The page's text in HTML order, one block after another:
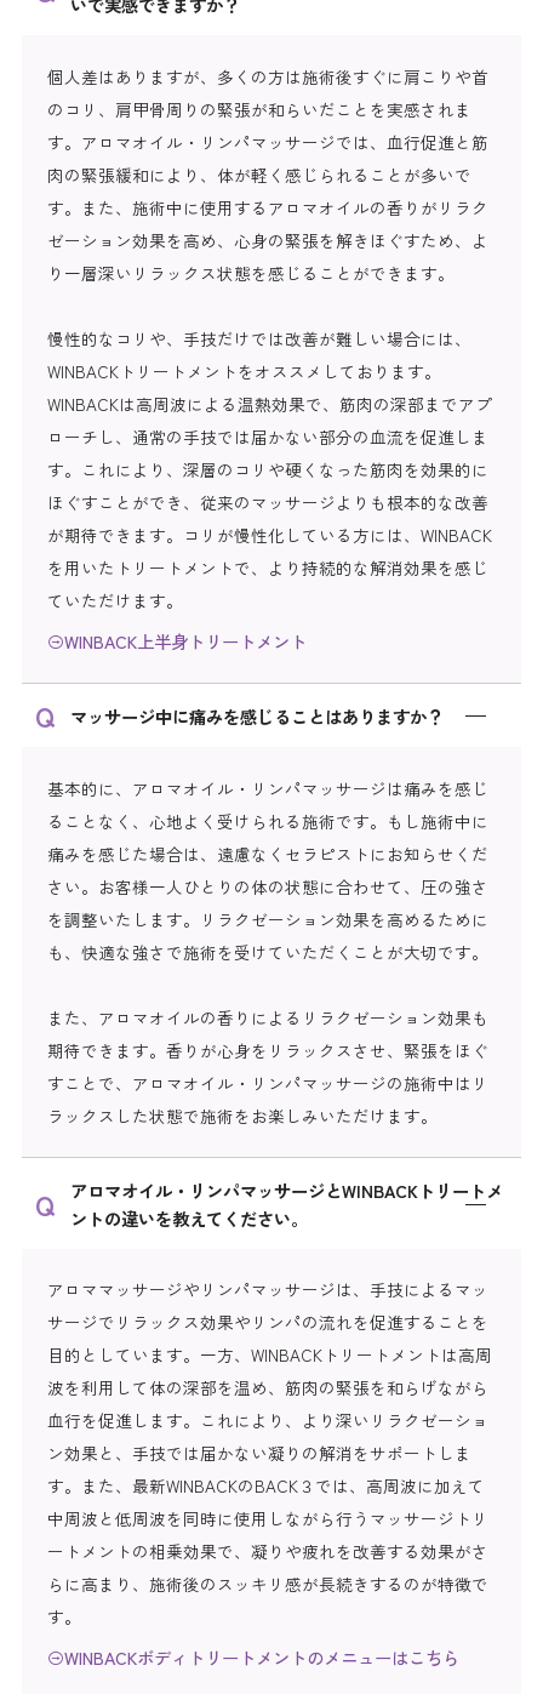
個人差はありますが、多くの方は施術後すぐに肩こりや首
のコリ、肩甲骨周りの緊張が和らいだことを実感されま
す。アロマオイル・リンパマッサージでは、血行促進と筋
肉の緊張緩和により、体が軽く感じられることが多いで
す。また、施術中に使用するアロマオイルの香りがリラク
ゼーション効果を高め、心身の緊張を解きほぐすため、よ
り一層深いリラックス状態を感じることができます。
慢性的なコリや、手技だけでは改善が難しい場合には、
WINBACKトリートメントをオススメしております。
WINBACKは高周波による温熱効果で、筋肉の深部までアプ
ローチし、通常の手技では届かない部分の血流を促進しま
す。これにより、深層のコリや硬くなった筋肉を効果的に
ほぐすことができ、従来のマッサージよりも根本的な改善
が期待できます。コリが慢性化している方には、WINBACK
を用いたトリートメントで、より持続的な解消効果を感じ
ていただけます。
WINBACK上半身トリートメント
マッサージ中に痛みを感じることはありますか？
基本的に、アロマオイル・リンパマッサージは痛みを感じ
ることなく、心地よく受けられる施術です。もし施術中に
痛みを感じた場合は、遠慮なくセラピストにお知らせくだ
さい。お客様一人ひとりの体の状態に合わせて、圧の強さ
を調整いたします。リラクゼーション効果を高めるために
も、快適な強さで施術を受けていただくことが大切です。
また、アロマオイルの香りによるリラクゼーション効果も
期待できます。香りが心身をリラックスさせ、緊張をほぐ
すことで、アロマオイル・リンパマッサージの施術中はリ
ラックスした状態で施術をお楽しみいただけます。
アロマオイル・リンパマッサージとWINBACKトリートメ
ントの違いを教えてください。
アロママッサージやリンパマッサージは、手技によるマッ
サージでリラックス効果やリンパの流れを促進することを
目的としています。一方、WINBACKトリートメントは高周
波を利用して体の深部を温め、筋肉の緊張を和らげながら
血行を促進します。これにより、より深いリラクゼーショ
ン効果と、手技では届かない凝りの解消をサポートしま
す。また、最新WINBACKのBACK３では、高周波に加えて
中周波と低周波を同時に使用しながら行うマッサージトリ
ートメントの相乗効果で、凝りや疲れを改善する効果がさ
らに高まり、施術後のスッキリ感が長続きするのが特徴で
す。
WINBACKボディトリートメントのメニューはこちら